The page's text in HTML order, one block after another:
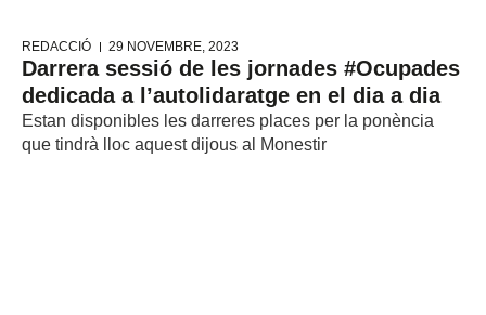
REDACCIÓ 29 NOVEMBRE, 2023
Darrera sessió de les jornades #Ocupades
dedicada a l’autolidaratge en el dia a dia
Estan disponibles les darreres places per la ponència
que tindrà lloc aquest dijous al Monestir